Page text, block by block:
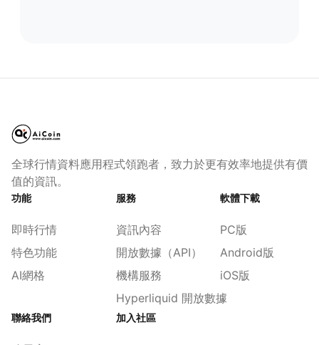
全球行情資料應用程式領跑者，致力於更有效率地提供有價
值的資訊。
功能
即時行情
特色功能
AI網格
服務
資訊內容
開放數據（API）
機構服務
Hyperliquid 開放數據
軟體下載
PC版
Android版
iOS版
聯絡我們 加入社區